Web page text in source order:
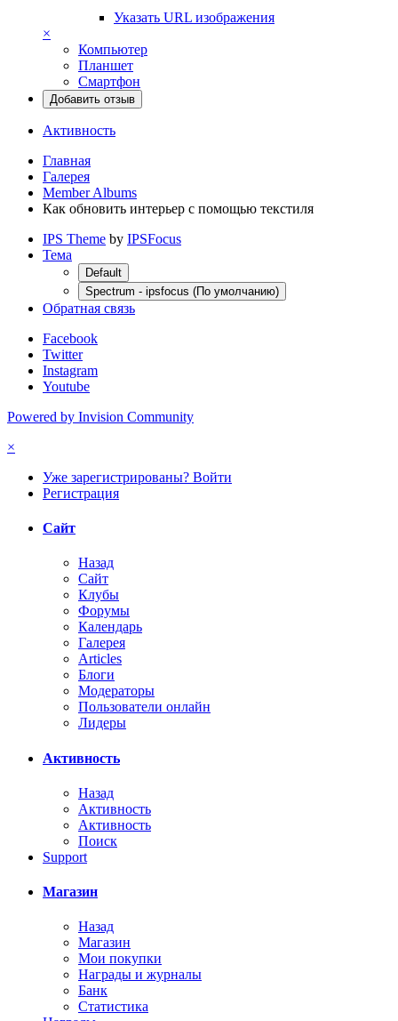
Указать URL изображения
×
Компьютер
Планшет
Смартфон
Добавить отзыв
Активность
Главная
Галерея
Member Albums
Как обновить интерьер с помощью текстиля
IPS Theme by IPSFocus
Тема
Default
Spectrum - ipsfocus (По умолчанию)
Обратная связь
Facebook
Twitter
Instagram
Youtube
Powered by Invision Community
×
Уже зарегистрированы? Войти
Регистрация
Сайт
Назад
Сайт
Клубы
Форумы
Календарь
Галерея
Articles
Блоги
Модераторы
Пользователи онлайн
Лидеры
Активность
Назад
Активность
Активность
Поиск
Support
Магазин
Назад
Магазин
Мои покупки
Награды и журналы
Банк
Статистика